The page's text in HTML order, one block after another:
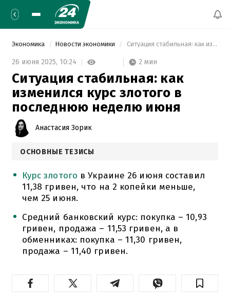
Экономика Новости экономики Ситуация стабильная: как изменился курс злотого в последнюю неделю июня
26 июня 2025, 10:24 2 мин
Ситуация стабильная: как
изменился курс злотого в
последнюю неделю июня
Анастасия Зорик
ОСНОВНЫЕ ТЕЗИСЫ
Курс злотого в Украине 26 июня составил
11,38 гривен, что на 2 копейки меньше,
чем 25 июня.
Средний банковский курс: покупка – 10,93
гривен, продажа – 11,53 гривен, а в
обменниках: покупка – 11,30 гривен,
продажа – 11,40 гривен.